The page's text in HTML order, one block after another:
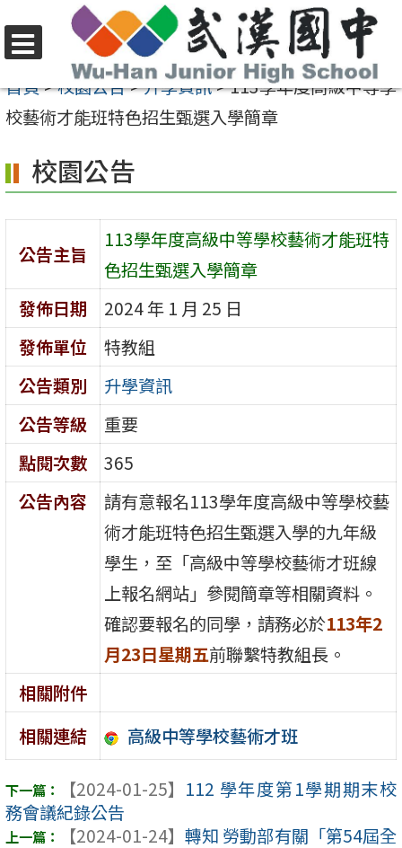
至
要
容
區
選
單
首頁>校園公告>升學資訊>113學年度高級中等學
校藝術才能班特色招生甄選入學簡章
校園公告
公告主旨
113學年度高級中等學校藝術才能班特
色招生甄選入學簡章
發佈日期
2024 年 1 月 25 日
發佈單位
特教組
公告類別
升學資訊
公告等級
重要
點閱次數
365
公告內容
請有意報名113學年度高級中等學校藝
術才能班特色招生甄選入學的九年級
學生，至「高級中等學校藝術才班線
上報名網站」參閱簡章等相關資料。
確認要報名的同學，請務必於113年2
月23日星期五前聯繫特教組長。
相關附件
相關連結
高級中等學校藝術才班
【2024-01-25】 112 學年度第1學期期末校
務會議紀錄公告
【2024-01-24】 轉知 勞動部有關「第54屆全